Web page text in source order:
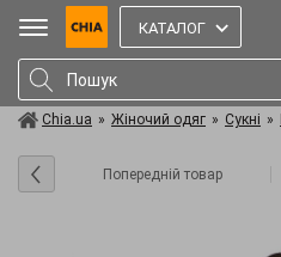
КАТАЛОГ
Chia.ua » Жіночий одяг » Сукні »
Попередній товар